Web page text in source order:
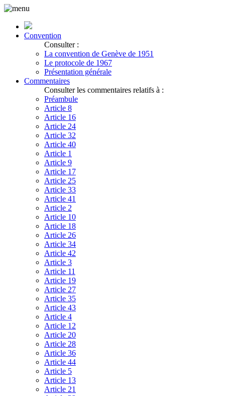
Convention
Consulter :
La convention de Genève de 1951
Le protocole de 1967
Présentation générale
Commentaires
Consulter les commentaires relatifs à :
Préambule
Article 8
Article 16
Article 24
Article 32
Article 40
Article 1
Article 9
Article 17
Article 25
Article 33
Article 41
Article 2
Article 10
Article 18
Article 26
Article 34
Article 42
Article 3
Article 11
Article 19
Article 27
Article 35
Article 43
Article 4
Article 12
Article 20
Article 28
Article 36
Article 44
Article 5
Article 13
Article 21